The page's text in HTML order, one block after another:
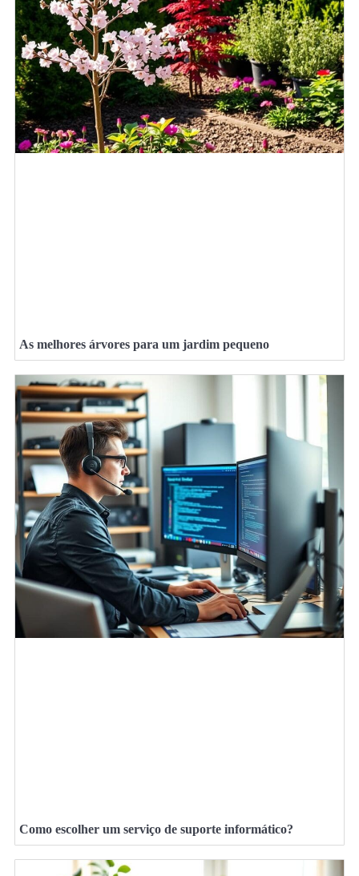
As melhores árvores para um jardim pequeno
Como escolher um serviço de suporte informático?